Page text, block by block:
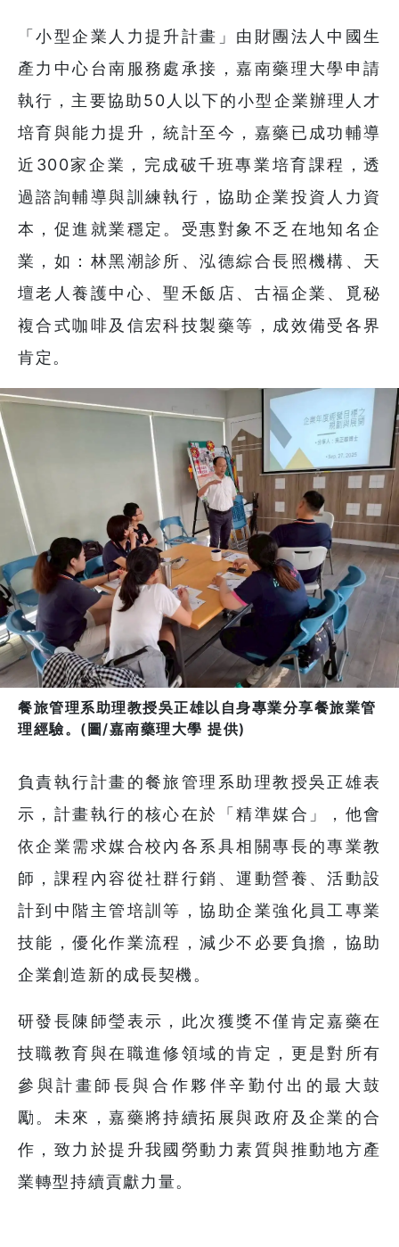
「小型企業人力提升計畫」由財團法人中國生
產力中心台南服務處承接，嘉南藥理大學申請
執行，主要協助50人以下的小型企業辦理人才
培育與能力提升，統計至今，嘉藥已成功輔導
近300家企業，完成破千班專業培育課程，透
過諮詢輔導與訓練執行，協助企業投資人力資
本，促進就業穩定。受惠對象不乏在地知名企
業，如：林黑潮診所、泓德綜合長照機構、天
壇老人養護中心、聖禾飯店、古福企業、覓秘
複合式咖啡及信宏科技製藥等，成效備受各界
肯定。
餐旅管理系助理教授吳正雄以自身專業分享餐旅業管
理經驗。(圖/嘉南藥理大學 提供)
負責執行計畫的餐旅管理系助理教授吳正雄表
示，計畫執行的核心在於「精準媒合」，他會
依企業需求媒合校內各系具相關專長的專業教
師，課程內容從社群行銷、運動營養、活動設
計到中階主管培訓等，協助企業強化員工專業
技能，優化作業流程，減少不必要負擔，協助
企業創造新的成長契機。
研發長陳師瑩表示，此次獲獎不僅肯定嘉藥在
技職教育與在職進修領域的肯定，更是對所有
參與計畫師長與合作夥伴辛勤付出的最大鼓
勵。未來，嘉藥將持續拓展與政府及企業的合
作，致力於提升我國勞動力素質與推動地方產
業轉型持續貢獻力量。